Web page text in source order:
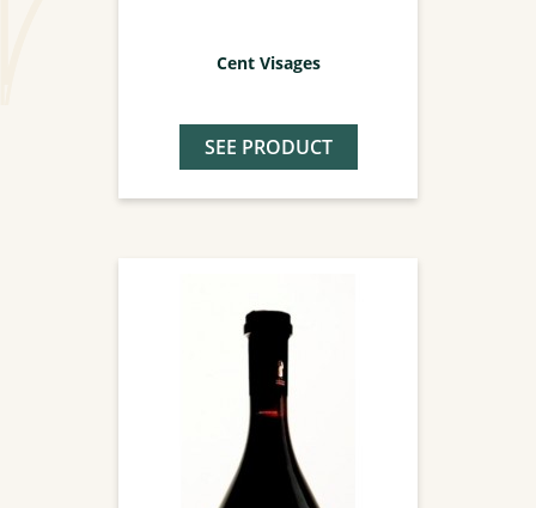
Cent Visages
SEE PRODUCT